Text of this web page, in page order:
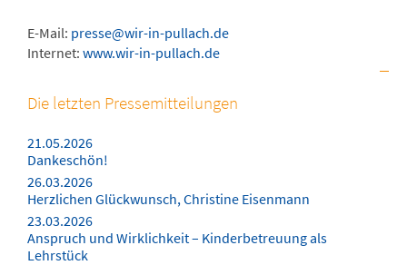
E-Mail: presse@wir-in-pullach.de
Internet: www.wir-in-pullach.de
Die letzten Pressemitteilungen
21.05.2026
Dankeschön!
26.03.2026
Herzlichen Glückwunsch, Christine Eisenmann
23.03.2026
Anspruch und Wirklichkeit – Kinderbetreuung als
Lehrstück